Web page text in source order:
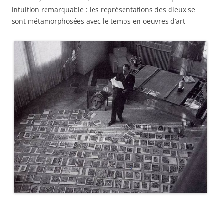
intuition remarquable : les représentations des dieux se
sont métamorphosées avec le temps en oeuvres d’art.